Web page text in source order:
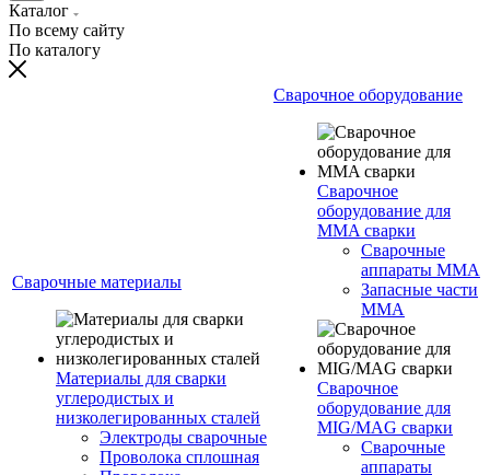
Каталог
По всему сайту
По каталогу
Сварочные материалы
Материалы для сварки
углеродистых и
низколегированных сталей
Электроды сварочные
Проволока сплошная
Сварочное оборудование
Сварочное
оборудование для
MMA сварки
Сварочные
аппараты MMA
Запасные части
MMA
Сварочное
оборудование для
MIG/MAG сварки
Сварочные
аппараты